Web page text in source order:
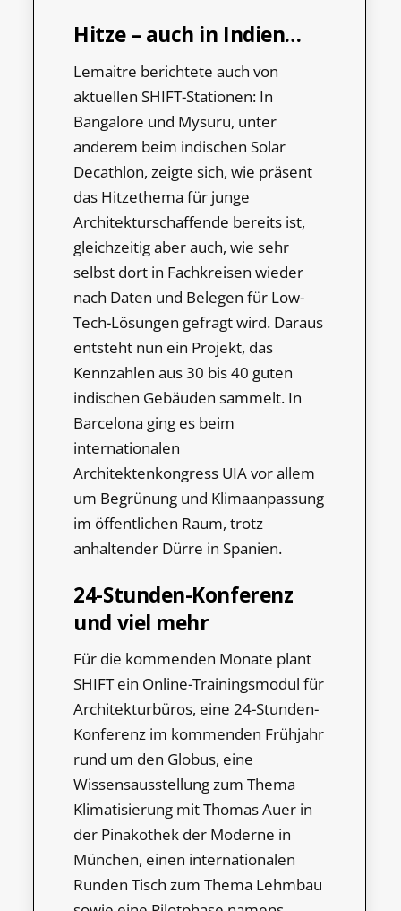
Hitze – auch in Indien…
Lemaitre berichtete auch von
aktuellen SHIFT-Stationen: In
Bangalore und Mysuru, unter
anderem beim indischen Solar
Decathlon, zeigte sich, wie präsent
das Hitzethema für junge
Architekturschaffende bereits ist,
gleichzeitig aber auch, wie sehr
selbst dort in Fachkreisen wieder
nach Daten und Belegen für Low-
Tech-Lösungen gefragt wird. Daraus
entsteht nun ein Projekt, das
Kennzahlen aus 30 bis 40 guten
indischen Gebäuden sammelt. In
Barcelona ging es beim
internationalen
Architektenkongress UIA vor allem
um Begrünung und Klimaanpassung
im öffentlichen Raum, trotz
anhaltender Dürre in Spanien.
24-Stunden-Konferenz
und viel mehr
Für die kommenden Monate plant
SHIFT ein Online-Trainingsmodul für
Architekturbüros, eine 24-Stunden-
Konferenz im kommenden Frühjahr
rund um den Globus, eine
Wissensausstellung zum Thema
Klimatisierung mit Thomas Auer in
der Pinakothek der Moderne in
München, einen internationalen
Runden Tisch zum Thema Lehmbau